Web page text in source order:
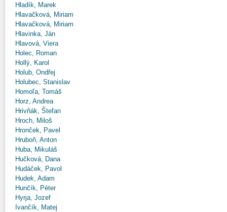
Hladík, Marek
Hlavačková, Miriam
Hlavačková, Miriam
Hlavinka, Ján
Hlavová, Viera
Holec, Roman
Hollý, Karol
Holub, Ondřej
Holubec, Stanislav
Homoľa, Tomáš
Horz, Andrea
Hrivňák, Štefan
Hroch, Miloš
Hronček, Pavel
Hruboň, Anton
Huba, Mikuláš
Hučková, Dana
Hudáček, Pavol
Hudek, Adam
Hunčík, Péter
Hyrja, Jozef
Ivančík, Matej